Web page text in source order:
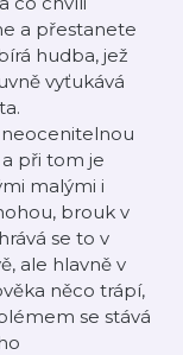
a přestanete
hudba, jež
vyťukává
při tom je
malými i
brouk v
se to v
ale hlavně v
něco trápí,
se stává